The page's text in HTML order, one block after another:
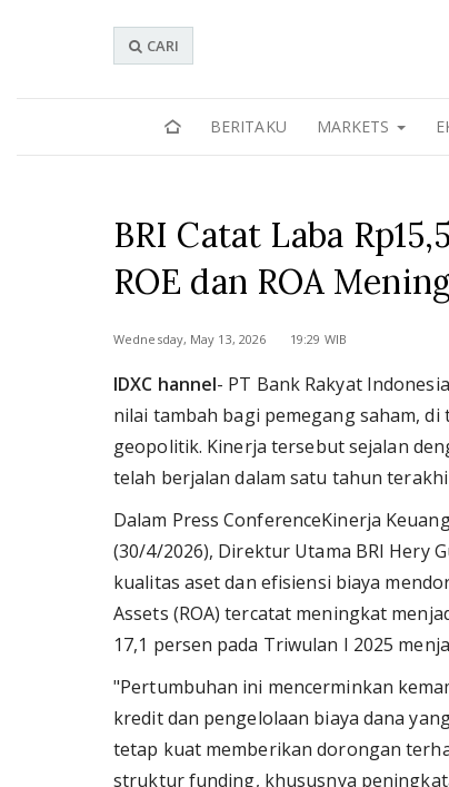
CARI
BERITAKU MARKETS
BRI Catat Laba
ROE dan ROA
Wednesday, May 13, 2026 19:29 WIB
IDXC hannel- PT Bank Rakyat
nilai tambah bagi pemegang saham,
geopolitik. Kinerja tersebut sejalan
telah berjalan dalam satu tahun
Dalam Press ConferenceKinerja
(30/4/2026), Direktur Utama BRI Hery
kualitas aset dan efisiensi biaya
Assets (ROA) tercatat meningkat
17,1 persen pada Triwulan I 2025
"Pertumbuhan ini mencerminkan
kredit dan pengelolaan biaya dana
tetap kuat memberikan dorongan
struktur funding, khususnya